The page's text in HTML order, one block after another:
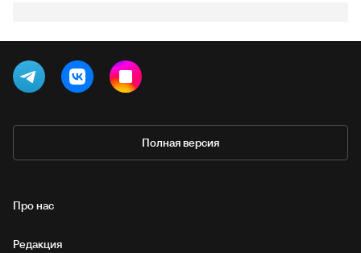
Полная версия
Про нас
Редакция